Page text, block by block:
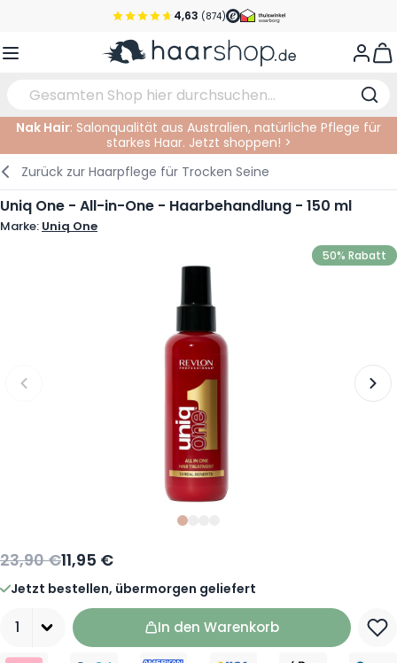
Zum Inhalt springen 4,63 (874)
Vor 22 Uhr bestellt, noch heute versendet!*
Haarpflege
Styling
Haarfarbe
Gesichtspflege
Körperpflege
Bräunungsprodukte
Augenbrauen
Augen
Lippen
Nagelprodukte
Nagel Zubehör
Haarprodukte
Rasierprodukte
Bartpflege
Elektrisch
Rasieren
Schneidzubehör
Im Salon
Schneiden
Haarfarbe
Nak Hair: Salonqualität aus Australien, natürliche Pflege für
starkes Haar. Jetzt shoppen! >
Zurück zur Haarpflege für Trocken Seine
Uniq One - All-in-One - Haarbehandlung - 150 ml
Marke: Uniq One
50% Rabatt
Slide
23,90 €11,95 €
Jetzt bestellen, übermorgen geliefert
In den Warenkorb